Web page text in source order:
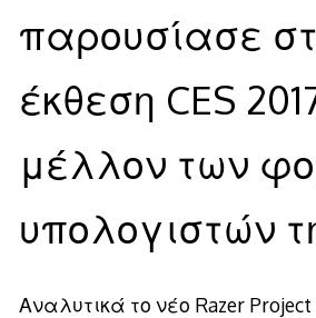
παρουσίασε
έκθεση CES
μέλλον των
υπολογιστών
Αναλυτικά το νέο Razer